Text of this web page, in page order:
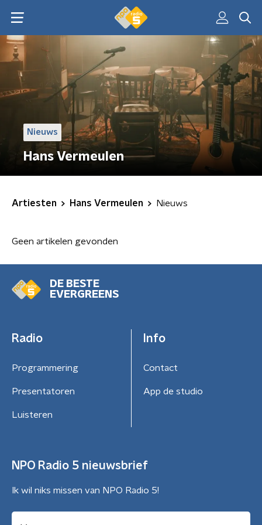
Nieuws
Hans Vermeulen
Artiesten Hans Vermeulen Nieuws
Geen artikelen gevonden
DE BESTE
EVERGREENS
Radio
Programmering
Presentatoren
Luisteren
Info
Contact
App de studio
NPO Radio 5 nieuwsbrief
Ik wil niks missen van NPO Radio 5!